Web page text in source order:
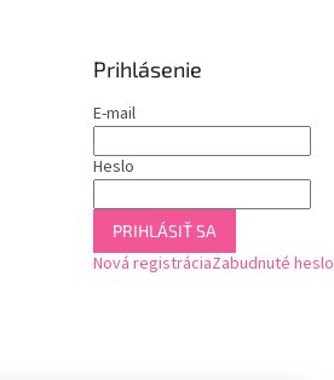
Prihlásenie
E-mail
Heslo
PRIHLÁSIŤ SA
Nová registráciaZabudnuté heslo